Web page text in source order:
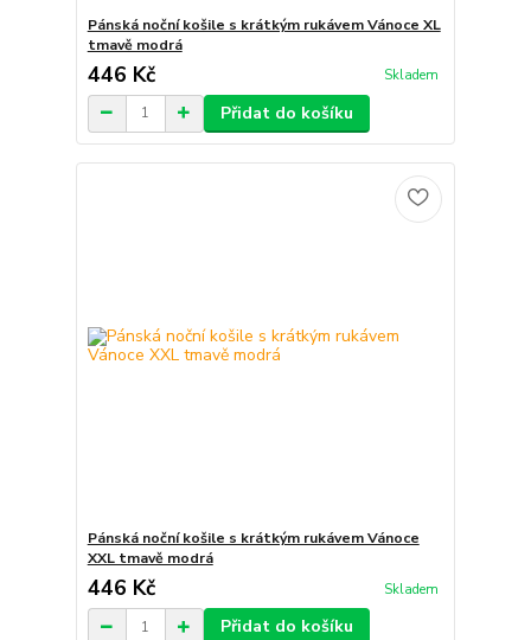
Pánská noční košile s krátkým rukávem Vánoce XL
tmavě modrá
446 Kč Skladem
Přidat do košíku
Pánská noční košile s krátkým rukávem Vánoce
XXL tmavě modrá
446 Kč Skladem
Přidat do košíku